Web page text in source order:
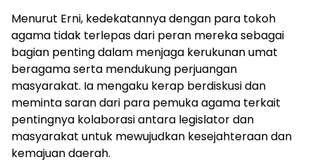
Menurut Erni, kedekatannya dengan para tokoh
agama tidak terlepas dari peran mereka sebagai
bagian penting dalam menjaga kerukunan umat
beragama serta mendukung perjuangan
masyarakat. Ia mengaku kerap berdiskusi dan
meminta saran dari para pemuka agama terkait
pentingnya kolaborasi antara legislator dan
masyarakat untuk mewujudkan kesejahteraan dan
kemajuan daerah.